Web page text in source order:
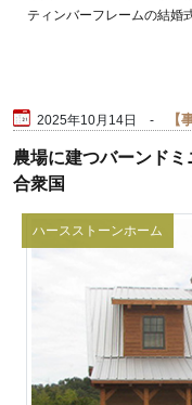
ティンバーフレームの結婚
2025年10月14日 -
農場に建つバーンド
合衆国
ハースストーンホーム